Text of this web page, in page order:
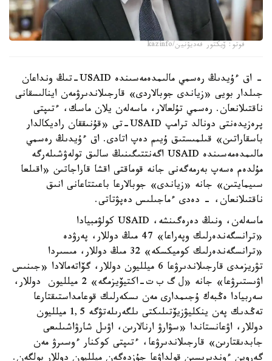
فوتو: ۆيكتور فەديۋنين/kazinfo
- اق ءۇيدىڭ رەسمي مالىمدەمەسىندە USAID-تىڭ ونداعان
جىلدار بويى «زياندى جوبالاردى» قارجىلاندىرۋمەن اينالىسقانى
ناقتىلانعان. رەسمي تۇلعالار، ماسەلەن يلان ماسك، ءتىپتى
پرەزيدەنتى دونالد ترامپ USAID-تى «قۇنىققان راديكالدار
باسقاراتىن» قىلمىستىق ۇيىم دەپ اتادى. اق ءۇيدىڭ رەسمي
مالىمدەمەسىندە USAID اگەنتتىگىنىڭ سالىق تولەۋشىلەرگە
مۇلدەم ەسەپ بەرمەگەنى جانە قوماقتى اقشا قاراجاتىن «اقىلعا
سىيمايتىن» جانە «زياندى» جوبالارعا باعىتتاعانى انىق
ناقتىلانعان، - دەدى ءماجىلىس دەپۋتاتى.
ماسەلەن، ونىڭ دەرەگىنشە، USAID كولۋمبيادا
«ترانسگەندەرلىك وپەراعا» 47 مىڭ دوللار، پەرۋدە
«ترانسگەندەرلىك كوميكسكە» 32 مىڭ دوللار، مىسىردا
تۋريزمدى قارجىلاندىرۋعا 6 ميلليون دوللار، گۆاتەمالادا «جىنىس
اۋىستىرۋعا» جانە «ل گ ب ت-اكتيۆيزمگە» 2 ميلليون دوللار،
سەربيادا ەڭبەك ۇجىمدارى مەن ىسكەرلىك قوعامداستىقتارعا
تەڭدىك پەن ينكليۋزيۆتىلىكتى ىلگەرىلەتۋگە 1,5 ميلليون
دوللار، اۋعانستاندا «سۋارۋ ارنالارىن، اۋىل شارۋاشىلىعى
جابدىقتارىن» قارجىلاندىرۋعا، ءتىپتى كوكنار ءوسىرۋ مەن